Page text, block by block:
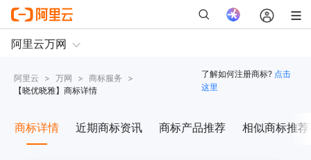
阿里云 > 万网 > 商标服务
>
【晓优晓雅】商标详情
了解如何注册商标? 点击
这里
商标详情 近期商标资讯 商标产品推荐 相似商标推荐